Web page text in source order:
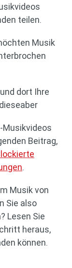
teilen.
Musik
dort Ihre
Musikvideos
Beitrag,
.
Musik von
Sie also
Lesen Sie
heraus,
können.